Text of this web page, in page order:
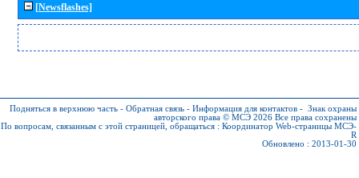
[Newsflashes]
Подняться в верхнюю часть - Обратная связь - Информация для контактов - Знак охраны
авторского права © МСЭ 2026 Все права сохранены
По вопросам, связанным с этой страницей, обращаться : Координатор Web-страницы МСЭ-
R
Обновлено : 2013-01-30